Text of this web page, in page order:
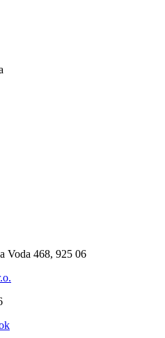
Voda 468, 925 06